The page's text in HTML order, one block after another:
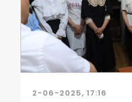
2-06-2025, 17:16